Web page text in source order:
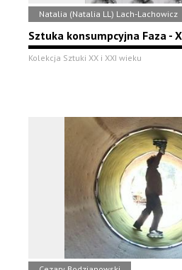
Natalia (Natalia LL) Lach-Lachowicz
Sztuka konsumpcyjna Faza -
Kolekcja Sztuki XX i XXI wieku